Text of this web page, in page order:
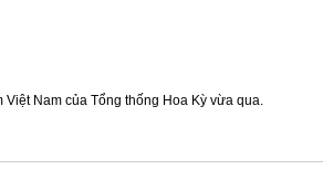
Nam của Tổng thống Hoa Kỳ vừa qua.